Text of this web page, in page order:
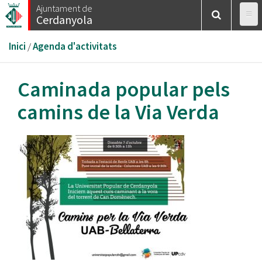
Vés
al
Ajuntament de
Cerdanyola
Esteu
aquí
Inici /Agenda d'activitats
Caminada popular pels
camins de la Via Verda